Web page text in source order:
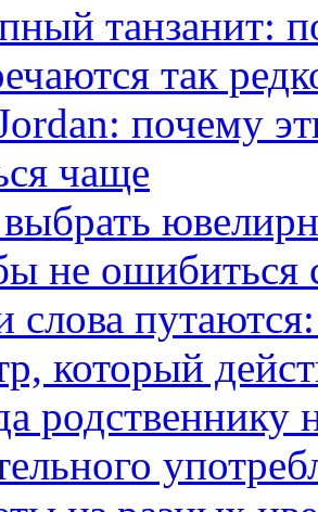
танзанит:
так
почему
чаще
не ошибиться
слова
который